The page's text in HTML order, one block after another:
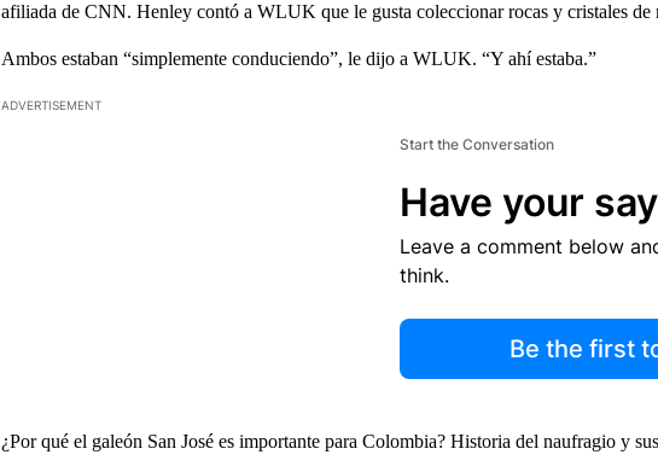
afiliada de CNN. Henley contó a WLUK que le gusta coleccionar rocas y cristales de
Ambos estaban “simplemente conduciendo”, le dijo a WLUK. “Y ahí estaba.”
ADVERTISEMENT
Start the Conversation
Have your
Leave a comment below
think.
Be the first
¿Por qué el galeón San José es importante para Colombia? Historia del naufragio y